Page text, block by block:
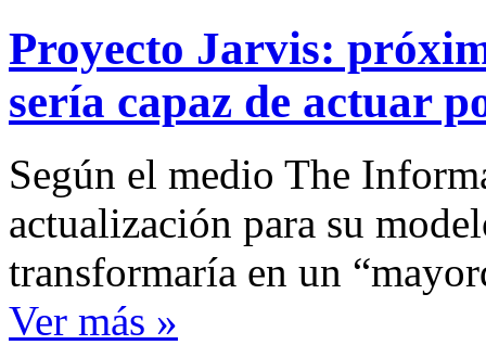
Proyecto Jarvis:
sería capaz de actuar
Según el medio The
actualización para su
transformaría en un
Ver más »